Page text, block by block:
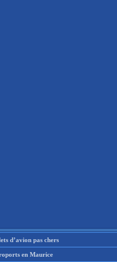
d’avion pas chers
en Maurice